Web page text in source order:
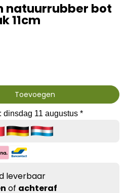
natuurrubber bot
11cm
Toevoegen
dinsdag 11 augustus *
leverbaar
of achteraf